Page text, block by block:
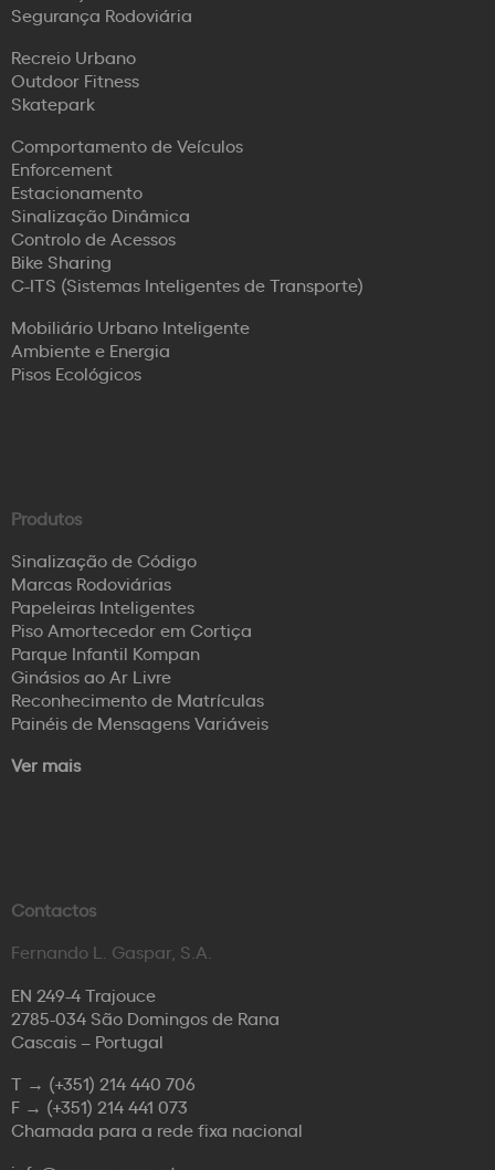
Segurança Rodoviária
Recreio Urbano
Outdoor Fitness
Skatepark
Comportamento de Veículos
Enforcement
Estacionamento
Sinalização Dinâmica
Controlo de Acessos
Bike Sharing
C-ITS (Sistemas Inteligentes de Transporte)
Mobiliário Urbano Inteligente
Ambiente e Energia
Pisos Ecológicos
Produtos
Sinalização de Código
Marcas Rodoviárias
Papeleiras Inteligentes
Piso Amortecedor em Cortiça
Parque Infantil Kompan
Ginásios ao Ar Livre
Reconhecimento de Matrículas
Painéis de Mensagens Variáveis
Ver mais
Contactos
Fernando L. Gaspar, S.A.
EN 249-4 Trajouce
2785-034 São Domingos de Rana
Cascais – Portugal
T → (+351) 214 440 706
F → (+351) 214 441 073
Chamada para a rede fixa nacional